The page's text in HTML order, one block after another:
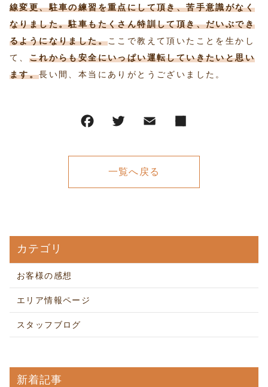
線変更、駐車の練習を重点にして頂き、苦手意識がなく
なりました。駐車もたくさん特訓して頂き、だいぶでき
るようになりました。ここで教えて頂いたことを生かし
て、 これからも安全にいっぱい運転していきたいと思い
ます。長い間、本当にありがとうございました。
一覧へ戻る
カテゴリ
お客様の感想
エリア情報ページ
スタッフブログ
新着記事